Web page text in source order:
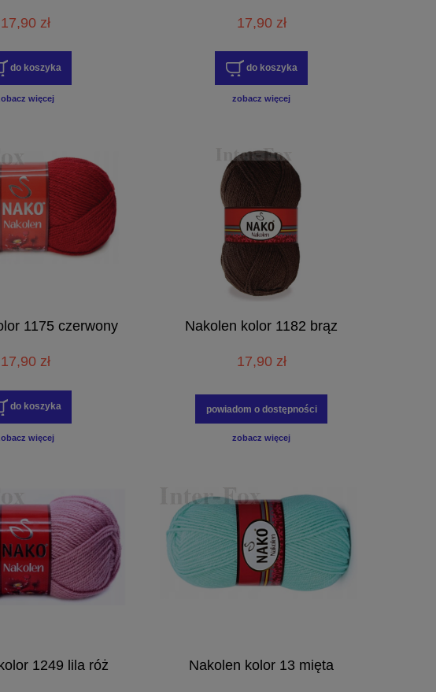
17,90 zł
do koszyka
więcej
17,90 zł
do koszyka
zobacz więcej
1175 czerwony
17,90 zł
do koszyka
więcej
Nakolen kolor 1182 brąz
17,90 zł
powiadom o dostępności
zobacz więcej
1249 lila róż Nakolen kolor 13 mięta